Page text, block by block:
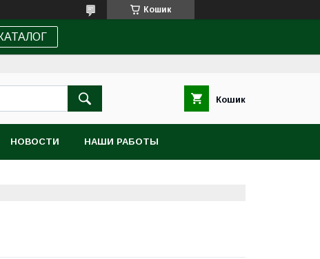
Кошик
КАТАЛОГ
Кошик
НОВОСТИ НАШИ РАБОТЫ